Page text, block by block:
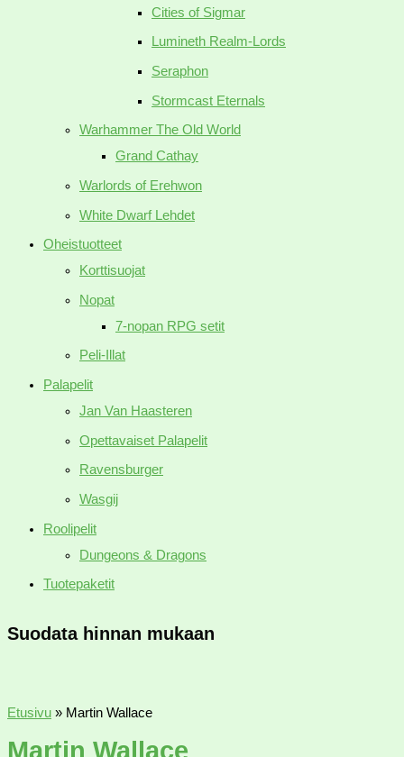
Cities of Sigmar
Lumineth Realm-Lords
Seraphon
Stormcast Eternals
Warhammer The Old World
Grand Cathay
Warlords of Erehwon
White Dwarf Lehdet
Oheistuotteet
Korttisuojat
Nopat
7-nopan RPG setit
Peli-Illat
Palapelit
Jan Van Haasteren
Opettavaiset Palapelit
Ravensburger
Wasgij
Roolipelit
Dungeons & Dragons
Tuotepaketit
Suodata hinnan mukaan
Etusivu » Martin Wallace
Martin Wallace